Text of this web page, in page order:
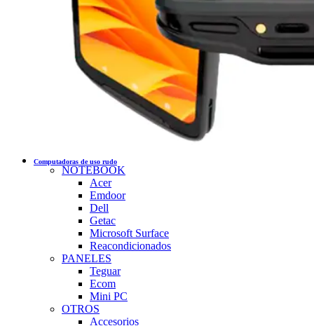
Computadoras de uso rudo
NOTEBOOK
Acer
Emdoor
Dell
Getac
Microsoft Surface
Reacondicionados
PANELES
Teguar
Ecom
Mini PC
OTROS
Accesorios